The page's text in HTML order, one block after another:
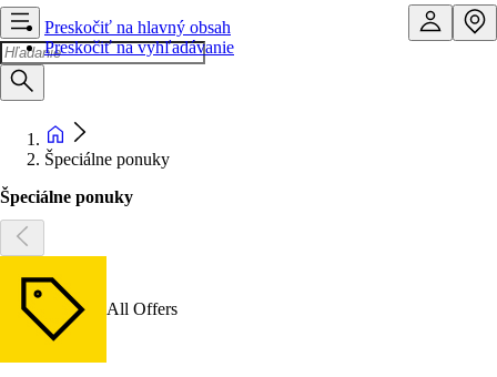
Preskočiť na hlavný obsah
Preskočiť na vyhľadávanie
Špeciálne ponuky
Špeciálne ponuky
All Offers